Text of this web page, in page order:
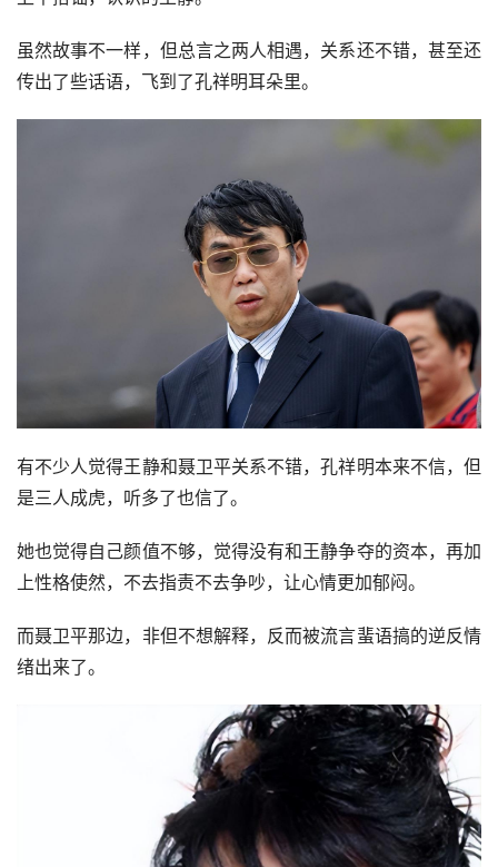
而在王静眼里，则是另一番景象。
两人不是在聚餐认识，而是在参加完节目回去的火车上，聂
虽然故事不一样，但总言之两人相遇，关系还不错，甚至还
传出了些话语，飞到了孔祥明耳朵里。
有不少人觉得王静和聂卫平关系不错，孔祥明本来不信，但
是三人成虎，听多了也信了。